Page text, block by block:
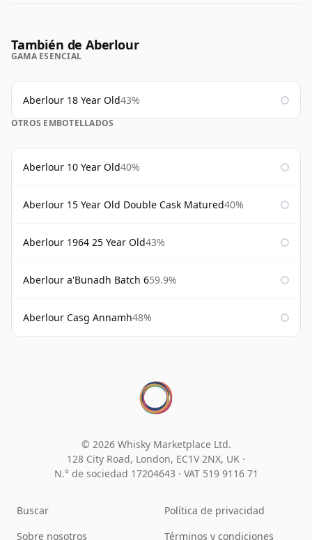
También de Aberlour
GAMA ESENCIAL
Aberlour 18 Year Old43%
OTROS EMBOTELLADOS
Aberlour 10 Year Old40%
Aberlour 15 Year Old Double Cask Matured40%
Aberlour 1964 25 Year Old43%
Aberlour a'Bunadh Batch 659.9%
Aberlour Casg Annamh48%
© 2026 Whisky Marketplace Ltd.
128 City Road, London, EC1V 2NX, UK ·
N.° de sociedad 17204643 · VAT 519 9116 71
Buscar
Sobre nosotros
Política de privacidad
Términos y condiciones